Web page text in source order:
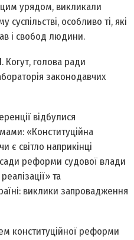
цим урядом, викликали
особливо ті, які
і свобод людини.
Когут, голова ради
законодавчих
відбулися
«Конституційна
є світло наприкінці
реформи судової влади
та
виклики запровадження
конституційної реформи